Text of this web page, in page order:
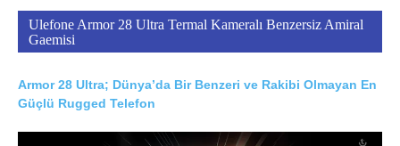
Ulefone Armor 28 Ultra Termal Kameralı Benzersiz Amiral
Gaemisi
Armor 28 Ultra; Dünya’da Bir Benzeri ve Rakibi Olmayan En
Güçlü Rugged Telefon